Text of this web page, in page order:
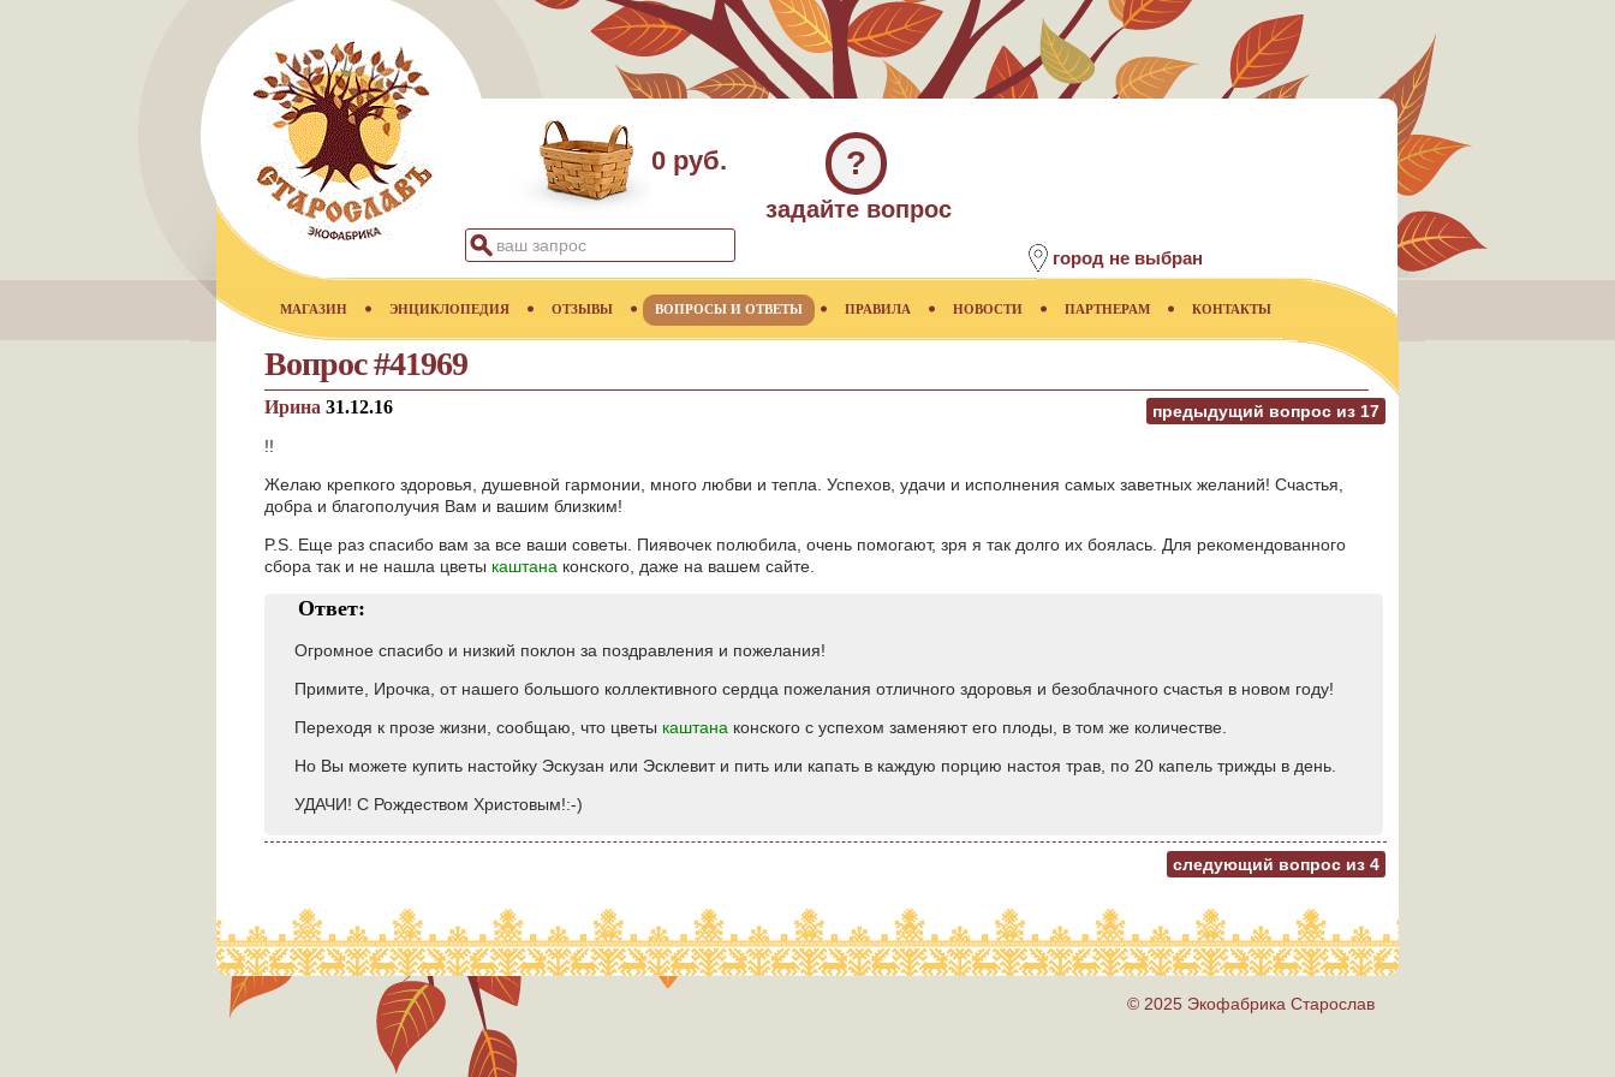
0 руб. ?
задайте вопрос
город не выбран
МАГАЗИН ЭНЦИКЛОПЕДИЯ ОТЗЫВЫ ВОПРОСЫ И ОТВЕТЫ ПРАВИЛА НОВОСТИ ПАРТНЕРАМ КОНТАКТЫ
Вопрос #41969
предыдущий вопрос из 17
Ирина 31.12.16
!!
Желаю крепкого здоровья, душевной гармонии, много любви и тепла. Успехов, удачи и исполнения самых заветных желаний! Счастья,
добра и благополучия Вам и вашим близким!
P.S. Еще раз спасибо вам за все ваши советы. Пиявочек полюбила, очень помогают, зря я так долго их боялась. Для рекомендованного
сбора так и не нашла цветы каштана конского, даже на вашем сайте.
Ответ:
Огромное спасибо и низкий поклон за поздравления и пожелания!
Примите, Ирочка, от нашего большого коллективного сердца пожелания отличного здоровья и безоблачного счастья в новом году!
Переходя к прозе жизни, сообщаю, что цветы каштана конского с успехом заменяют его плоды, в том же количестве.
Но Вы можете купить настойку Эскузан или Эсклевит и пить или капать в каждую порцию настоя трав, по 20 капель трижды в день.
УДАЧИ! С Рождеством Христовым!:-)
следующий вопрос из 4
© 2025 Экофабрика Старослав